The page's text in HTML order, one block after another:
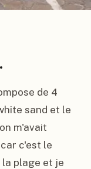
de 4
sand et le
m'avait
c'est le
la plage et je